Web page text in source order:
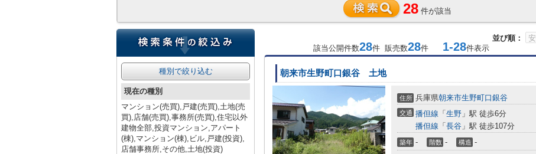
28 件が該当
並び順：
該当公開件数28件 販売数28件 1-28件表示
朝来市生野町口銀谷 土地
住所 兵庫県朝来市生野町口銀谷
交通 播但線 「 生野 」駅 徒歩6分
播但線 「 長谷 」駅 徒歩107分
築年 - 階数 - 構造 -
種別で絞り込む
現在の種別
マンション(売買),戸建(売買),土地(売
買),店舗(売買),事務所(売買),住宅以外
建物全部,投資マンション,アパート
(棟),マンション(棟),ビル,戸建(投資),
店舗事務所,その他,土地(投資)